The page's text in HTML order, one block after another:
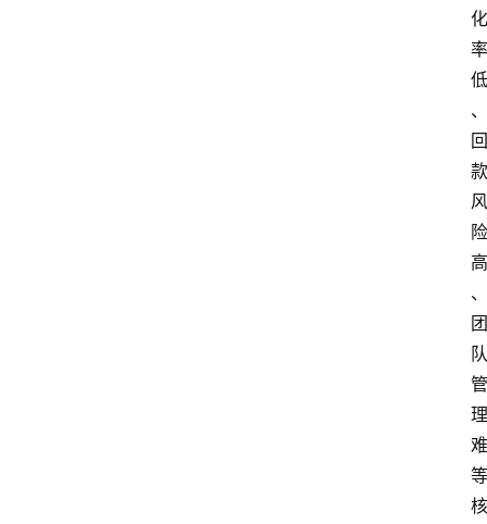
化
率
低
、
回
款
风
险
高
、
团
队
管
理
难
等
核